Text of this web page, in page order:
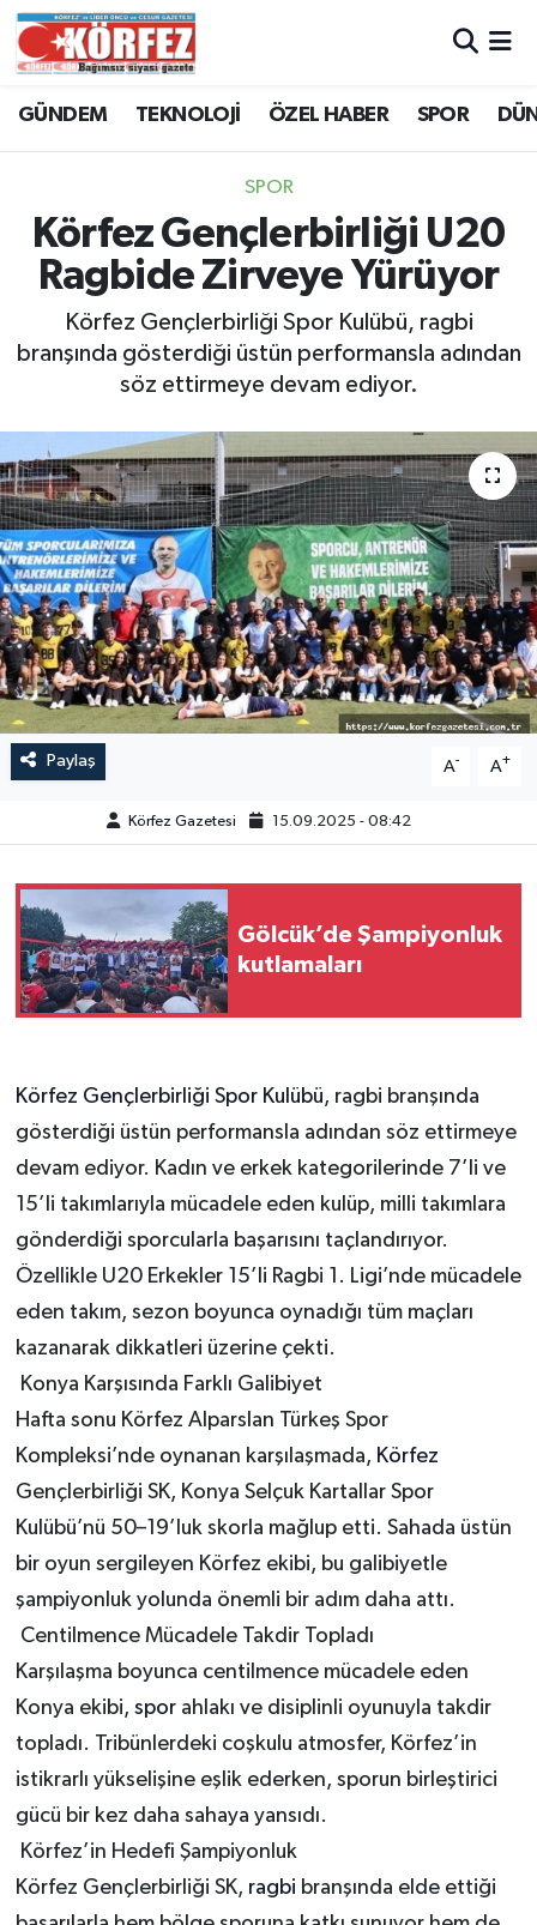
GÜNDEM TEKNOLOJİ ÖZEL HABER SPOR
SPOR
Körfez Gençlerbirliği U20
Ragbide Zirveye Yürüyor
Körfez Gençlerbirliği Spor Kulübü, ragbi
branşında gösterdiği üstün performansla adından
söz ettirmeye devam ediyor.
Paylaş A- A+
Körfez Gazetesi 15.09.2025 - 08:42
Gölcük’de Şampiyonluk
kutlamaları
Körfez Gençlerbirliği Spor Kulübü, ragbi branşında
gösterdiği üstün performansla adından söz ettirmeye
devam ediyor. Kadın ve erkek kategorilerinde 7’li ve
15’li takımlarıyla mücadele eden kulüp, milli takımlara
gönderdiği sporcularla başarısını taçlandırıyor.
Özellikle U20 Erkekler 15’li Ragbi 1. Ligi’nde mücadele
eden takım, sezon boyunca oynadığı tüm maçları
kazanarak dikkatleri üzerine çekti.
Konya Karşısında Farklı Galibiyet
Hafta sonu Körfez Alparslan Türkeş Spor
Kompleksi’nde oynanan karşılaşmada, Körfez
Gençlerbirliği SK, Konya Selçuk Kartallar Spor
Kulübü’nü 50–19’luk skorla mağlup etti. Sahada üstün
bir oyun sergileyen Körfez ekibi, bu galibiyetle
şampiyonluk yolunda önemli bir adım daha attı.
Centilmence Mücadele Takdir Topladı
Karşılaşma boyunca centilmence mücadele eden
Konya ekibi, spor ahlakı ve disiplinli oyunuyla takdir
topladı. Tribünlerdeki coşkulu atmosfer, Körfez’in
istikrarlı yükselişine eşlik ederken, sporun birleştirici
gücü bir kez daha sahaya yansıdı.
Körfez’in Hedefi Şampiyonluk
Körfez Gençlerbirliği SK, ragbi branşında elde ettiği
Trafik Durumu
Süper Lig Puan Durumu ve Fikstür
Tüm Manşetler
Son Dakika Haberleri
Haber Arşivi